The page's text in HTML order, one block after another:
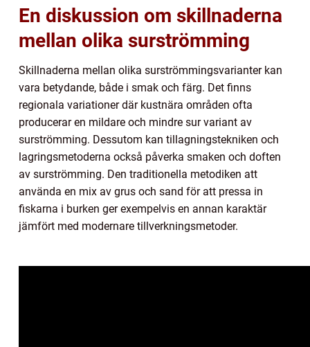
En diskussion om skillnaderna
mellan olika surströmming
Skillnaderna mellan olika surströmmingsvarianter kan
vara betydande, både i smak och färg. Det finns
regionala variationer där kustnära områden ofta
producerar en mildare och mindre sur variant av
surströmming. Dessutom kan tillagningstekniken och
lagringsmetoderna också påverka smaken och doften
av surströmming. Den traditionella metodiken att
använda en mix av grus och sand för att pressa in
fiskarna i burken ger exempelvis en annan karaktär
jämfört med modernare tillverkningsmetoder.